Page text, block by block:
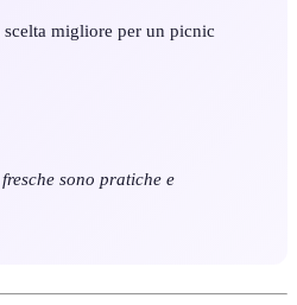
scelta migliore per un picnic
sono pratiche e